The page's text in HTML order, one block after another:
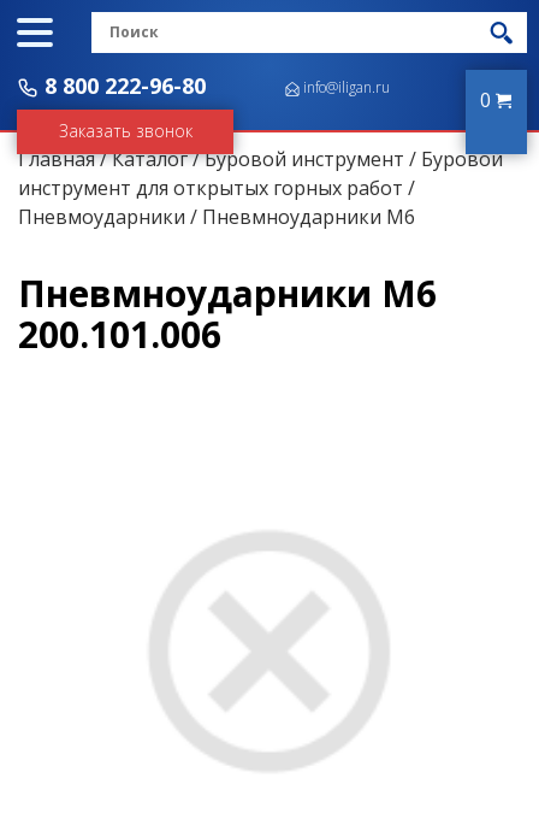
8 800 222-96-80
Заказать звонок
info@iligan.ru 0
Главная/Каталог/Буровой инструмент / Буровой
инструмент для открытых горных работ /
Пневмоударники / Пневмноударники М6
Пневмноударники М6
200.101.006